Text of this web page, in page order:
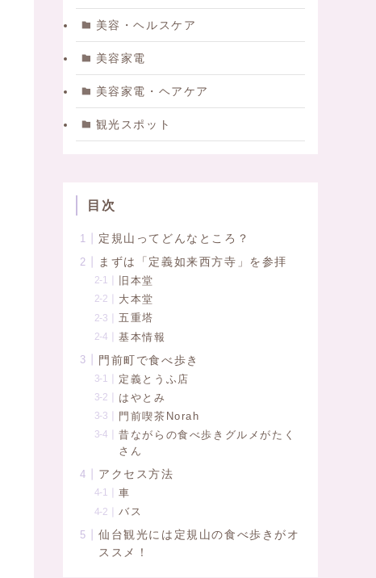
美容・ヘルスケア
美容家電
美容家電・ヘアケア
観光スポット
目次
定規山ってどんなところ？
まずは「定義如来西方寺」を参拝
旧本堂
大本堂
五重塔
基本情報
門前町で食べ歩き
定義とうふ店
はやとみ
門前喫茶Norah
昔ながらの食べ歩きグルメがたく
さん
アクセス方法
車
バス
仙台観光には定規山の食べ歩きがオ
ススメ！